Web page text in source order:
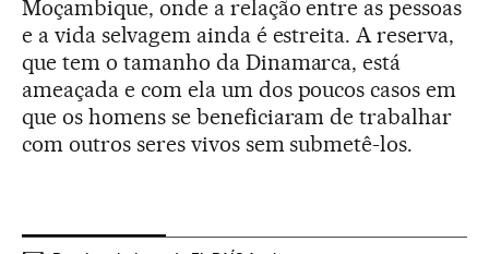
Moçambique, onde a relação entre as pessoas
e a vida selvagem ainda é estreita. A reserva,
que tem o tamanho da Dinamarca, está
ameaçada e com ela um dos poucos casos em
que os homens se beneficiaram de trabalhar
com outros seres vivos sem submetê-los.